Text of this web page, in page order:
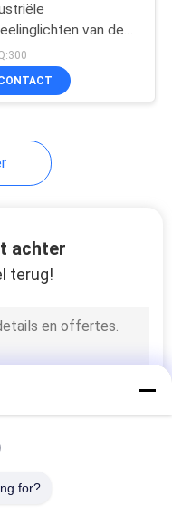
van de
achter
terug!
for?